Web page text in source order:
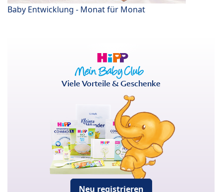
Baby Entwicklung - Monat für Monat
Viele Vorteile & Geschenke
Neu registrieren